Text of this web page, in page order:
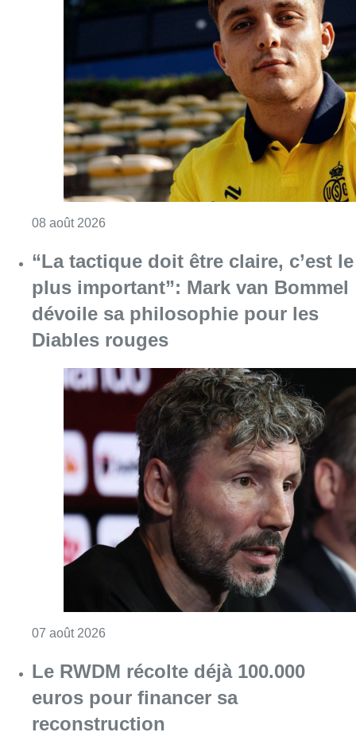
08 août 2026 Consulter l'article "L’Union Saint-Gilloise
“La tactique doit être claire, c’est le
plus important”: Mark van Bommel
dévoile sa philosophie pour les
Diables rouges
Consulter l'article "“La tactique doit être
Le RWDM récolte déjà 100.000
euros pour financer sa
reconstruction